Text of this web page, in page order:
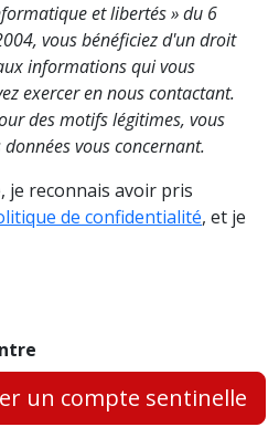
et libertés » du 6
vous bénéficiez d'un droit
informations qui vous
exercer en nous contactant.
des motifs légitimes, vous
vous concernant.
je reconnais avoir pris
de confidentialité, et je
un compte sentinelle